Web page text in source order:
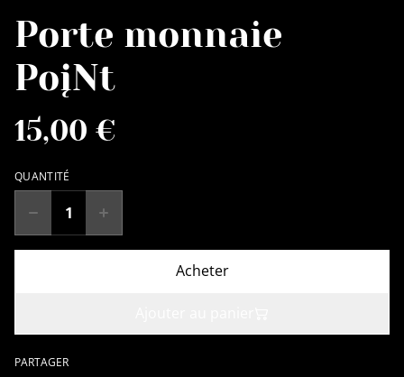
Porte monnaie
PoįNt
15,00 €
QUANTITÉ
Acheter
PARTAGER